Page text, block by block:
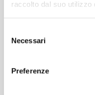
raccolto dal suo utilizzo
delNecessari
Preferenze
7 I've Got My Love
Art Blakey
Art Blakey